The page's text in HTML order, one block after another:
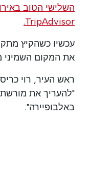
TripAdvisor.
עכשיו כשהקיץ
את המקום השמיני
ראש העיר, רוי
"להעריך את
באלבופיירה".